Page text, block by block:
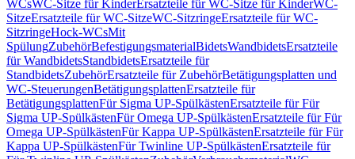
WCsWC-Sitze für KinderErsatzteile für WC-Sitze für KinderWC-
SitzeErsatzteile für WC-SitzeWC-SitzringeErsatzteile für WC-
SitzringeHock-WCsMit
SpülungZubehörBefestigungsmaterialBidetsWandbidetsErsatzteile
für WandbidetsStandbidetsErsatzteile für
StandbidetsZubehörErsatzteile für ZubehörBetätigungsplatten und
WC-SteuerungenBetätigungsplattenErsatzteile für
BetätigungsplattenFür Sigma UP-SpülkästenErsatzteile für Für
Sigma UP-SpülkästenFür Omega UP-SpülkästenErsatzteile für Für
Omega UP-SpülkästenFür Kappa UP-SpülkästenErsatzteile für Für
Kappa UP-SpülkästenFür Twinline UP-SpülkästenErsatzteile für